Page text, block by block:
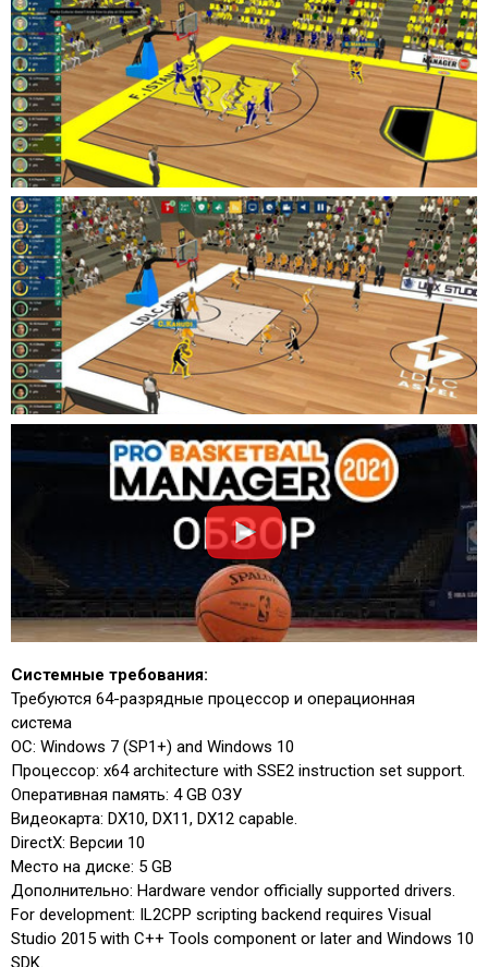
Системные требования:
Требуются 64-разрядные процессор и операционная
система
ОС: Windows 7 (SP1+) and Windows 10
Процессор: x64 architecture with SSE2 instruction set support.
Оперативная память: 4 GB ОЗУ
Видеокарта: DX10, DX11, DX12 capable.
DirectX: Версии 10
Место на диске: 5 GB
Дополнительно: Hardware vendor officially supported drivers.
For development: IL2CPP scripting backend requires Visual
Studio 2015 with C++ Tools component or later and Windows 10
SDK.